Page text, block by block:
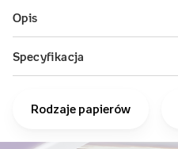
Rodzaje papierów